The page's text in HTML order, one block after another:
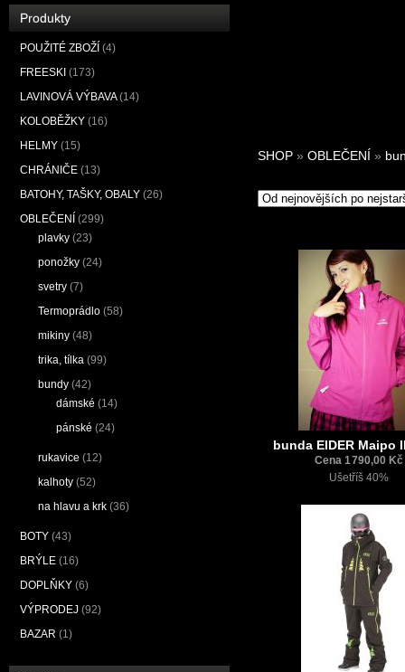
Produkty
POUŽITÉ ZBOŽÍ (4)
FREESKI (173)
LAVINOVÁ VÝBAVA (14)
KOLOBĚŽKY (16)
HELMY (15)
CHRÁNIČE (13)
BATOHY, TAŠKY, OBALY (26)
OBLEČENÍ (299)
plavky (23)
ponožky (24)
svetry (7)
Termoprádlo (58)
mikiny (48)
trika, tílka (99)
bundy (42)
dámské (14)
pánské (24)
rukavice (12)
kalhoty (52)
na hlavu a krk (36)
BOTY (43)
BRÝLE (16)
DOPLŇKY (6)
VÝPRODEJ (92)
BAZAR (1)
SHOP » OBLEČENÍ »
bunda EIDER Maipo
Cena 1 790,00 Kč
Ušetříš 40%